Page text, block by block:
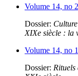
Volume 14, no
Dossier:
XIXe siècle : la
Volume 14, no
Dossier: Rituels